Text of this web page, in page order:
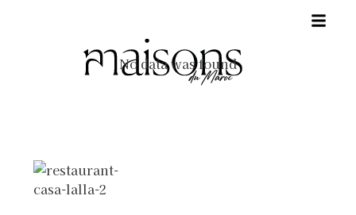
No data was found